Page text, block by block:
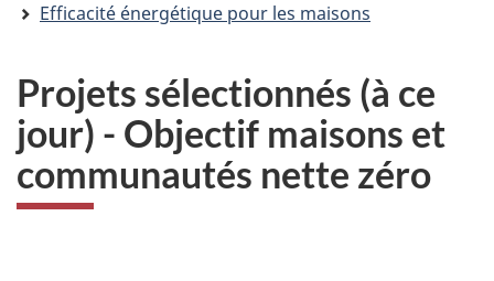
Efficacité énergétique pour les maisons
Projets sélectionnés (à ce
jour) - Objectif maisons et
communautés nette zéro